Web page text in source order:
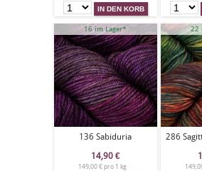
16 im Lager*
136 Sabiduria
14,90 €
149,00 € pro 1 kg
22
286